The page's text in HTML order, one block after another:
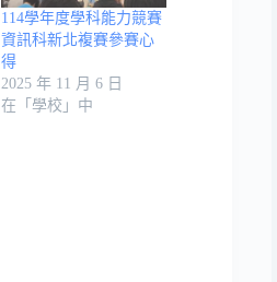
114學年度學科能力競賽
資訊科新北複賽參賽心
得
2025 年 11 月 6 日
在「學校」中